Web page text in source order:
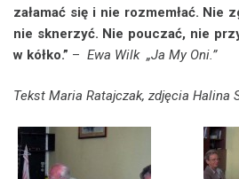
załamać się i nie rozmemłać. Nie
nie sknerzyć. Nie pouczać, nie
w kółko.” – Ewa Wilk „Ja My Oni.”
Tekst Maria Ratajczak, zdjęcia Halina